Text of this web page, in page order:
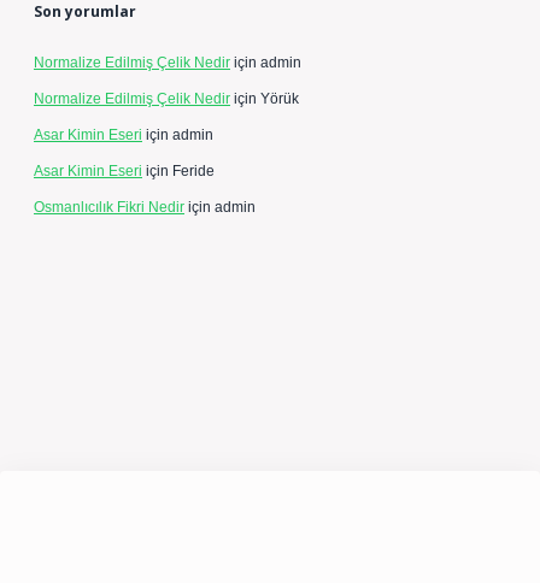
Son yorumlar
Normalize Edilmiş Çelik Nedir için admin
Normalize Edilmiş Çelik Nedir için Yörük
Asar Kimin Eseri için admin
Asar Kimin Eseri için Feride
Osmanlıcılık Fikri Nedir için admin